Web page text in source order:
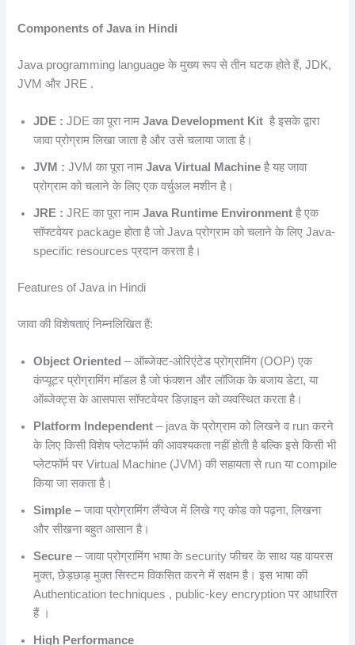
Components of Java in Hindi
Java programming language के मुख्य रूप से तीन घटक होते हैं, JDK,
JVM और JRE .
JDE : JDE का पूरा नामJava Development Kit है इसके द्वारा
जावा प्रोग्राम लिखा जाता है और उसे चलाया जाता है।
JVM : JVM का पूरा नामJava Virtual Machine है यह जावा
प्रोग्राम को चलाने के लिए एक वर्चुअल मशीन है।
JRE : JRE का पूरा नामJava Runtime Environment है एक
सॉफ्टवेयर package होता है जो Java प्रोग्राम को चलाने के लिए Java-
specific resources प्रदान करता है।
Features of Java in Hindi
जावा की विशेषताएं निम्नलिखित हैं:
Object Oriented– ऑब्जेक्ट-ओरिएंटेड प्रोग्रामिंग (OOP) एक
कंप्यूटर प्रोग्रामिंग मॉडल है जो फंक्शन और लॉजिक के बजाय डेटा, या
ऑब्जेक्ट्स के आसपास सॉफ्टवेयर डिज़ाइन को व्यवस्थित करता है।
Platform Independent– java के प्रोग्राम को लिखने व run करने
के लिए किसी विशेष प्लेटफॉर्म की आवश्यकता नहीं होती है बल्कि इसे किसी भी
प्लेटफॉर्म पर Virtual Machine (JVM) की सहायता से run या compile
किया जा सकता है।
Simple – जावा प्रोग्रामिंग लैंग्वेज में लिखे गए कोड को पढ़ना, लिखना
और सीखना बहुत आसान है।
Secure – जावा प्रोग्रामिंग भाषा के security फीचर के साथ यह वायरस
मुक्त, छेड़छाड़ मुक्त सिस्टम विकसित करने में सक्षम है। इस भाषा की
Authentication techniques , public-key encryption पर आधारित
हैं ।
High Performance